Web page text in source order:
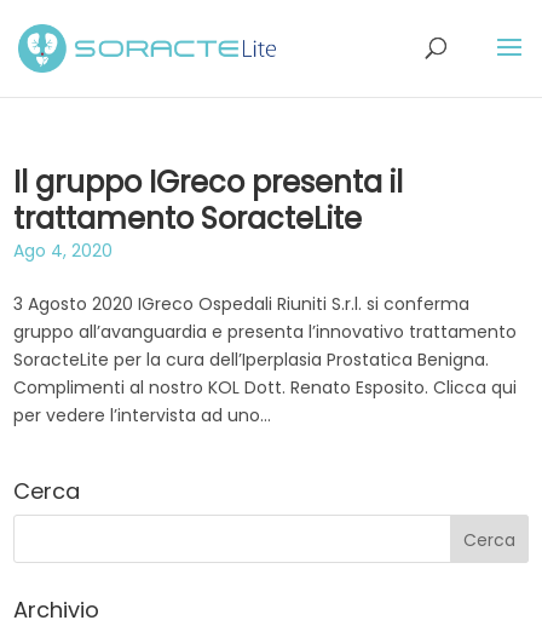
Il gruppo IGreco presenta il
trattamento SoracteLite
Ago 4, 2020
3 Agosto 2020 IGreco Ospedali Riuniti S.r.l. si conferma
gruppo all’avanguardia e presenta l’innovativo trattamento
SoracteLite per la cura dell’Iperplasia Prostatica Benigna.
Complimenti al nostro KOL Dott. Renato Esposito. Clicca qui
per vedere l’intervista ad uno...
Cerca
Archivio